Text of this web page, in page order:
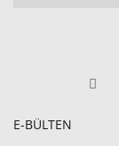
E-BÜLTEN